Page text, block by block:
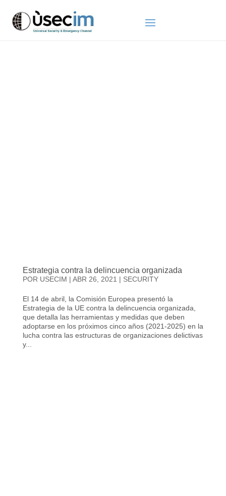
Estrategia contra la delincuencia organizada
POR USECIM | ABR 26, 2021 | SECURITY
El 14 de abril, la Comisión Europea presentó la
Estrategia de la UE contra la delincuencia organizada,
que detalla las herramientas y medidas que deben
adoptarse en los próximos cinco años (2021-2025) en la
lucha contra las estructuras de organizaciones delictivas
y...